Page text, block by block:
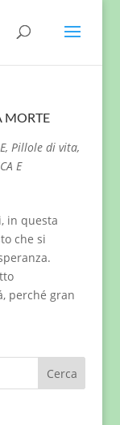
MORTE
, Pillole di vita,
E
in questa
che si
perché gran
Cerca